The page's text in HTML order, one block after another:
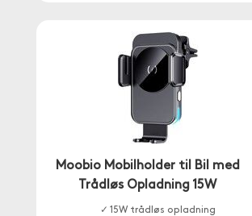
Moobio Mobilholder til Bil med
Trådløs Opladning 15W
✓ 15W trådløs opladning